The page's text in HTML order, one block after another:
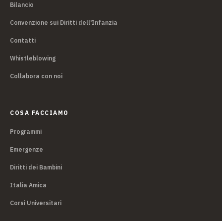
Bilancio
Convenzione sui Diritti dell'Infanzia
Contatti
Whistleblowing
Collabora con noi
COSA FACCIAMO
Programmi
Emergenze
Diritti dei Bambini
Italia Amica
Corsi Universitari